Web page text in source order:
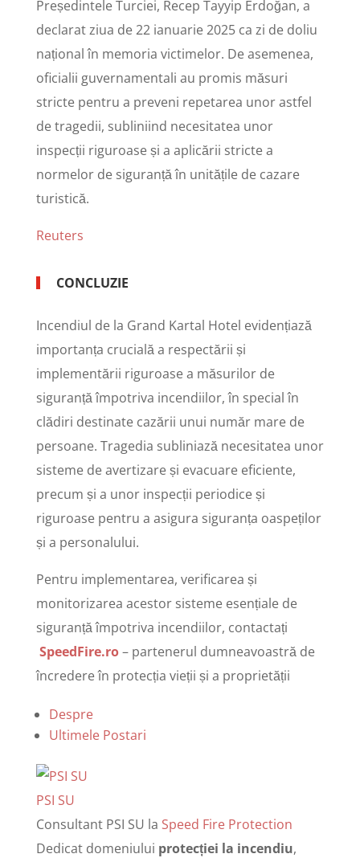
Președintele Turciei, Recep Tayyip Erdoğan, a
declarat ziua de 22 ianuarie 2025 ca zi de doliu
național în memoria victimelor. De asemenea,
oficialii guvernamentali au promis măsuri
stricte pentru a preveni repetarea unor astfel
de tragedii, subliniind necesitatea unor
inspecții riguroase și a aplicării stricte a
normelor de siguranță în unitățile de cazare
turistică.
Reuters
CONCLUZIE
Incendiul de la Grand Kartal Hotel evidențiază
importanța crucială a respectării și
implementării riguroase a măsurilor de
siguranță împotriva incendiilor, în special în
clădiri destinate cazării unui număr mare de
persoane. Tragedia subliniază necesitatea unor
sisteme de avertizare și evacuare eficiente,
precum și a unor inspecții periodice și
riguroase pentru a asigura siguranța oaspeților
și a personalului.
Pentru implementarea, verificarea și
monitorizarea acestor sisteme esențiale de
siguranță împotriva incendiilor, contactați
SpeedFire.ro– partenerul dumneavoastră de
încredere în protecția vieții și a proprietății
Despre
Ultimele Postari
PSI SU
Consultant PSI SU la Speed Fire Protection
Dedicat domeniului protecției la incendiu,